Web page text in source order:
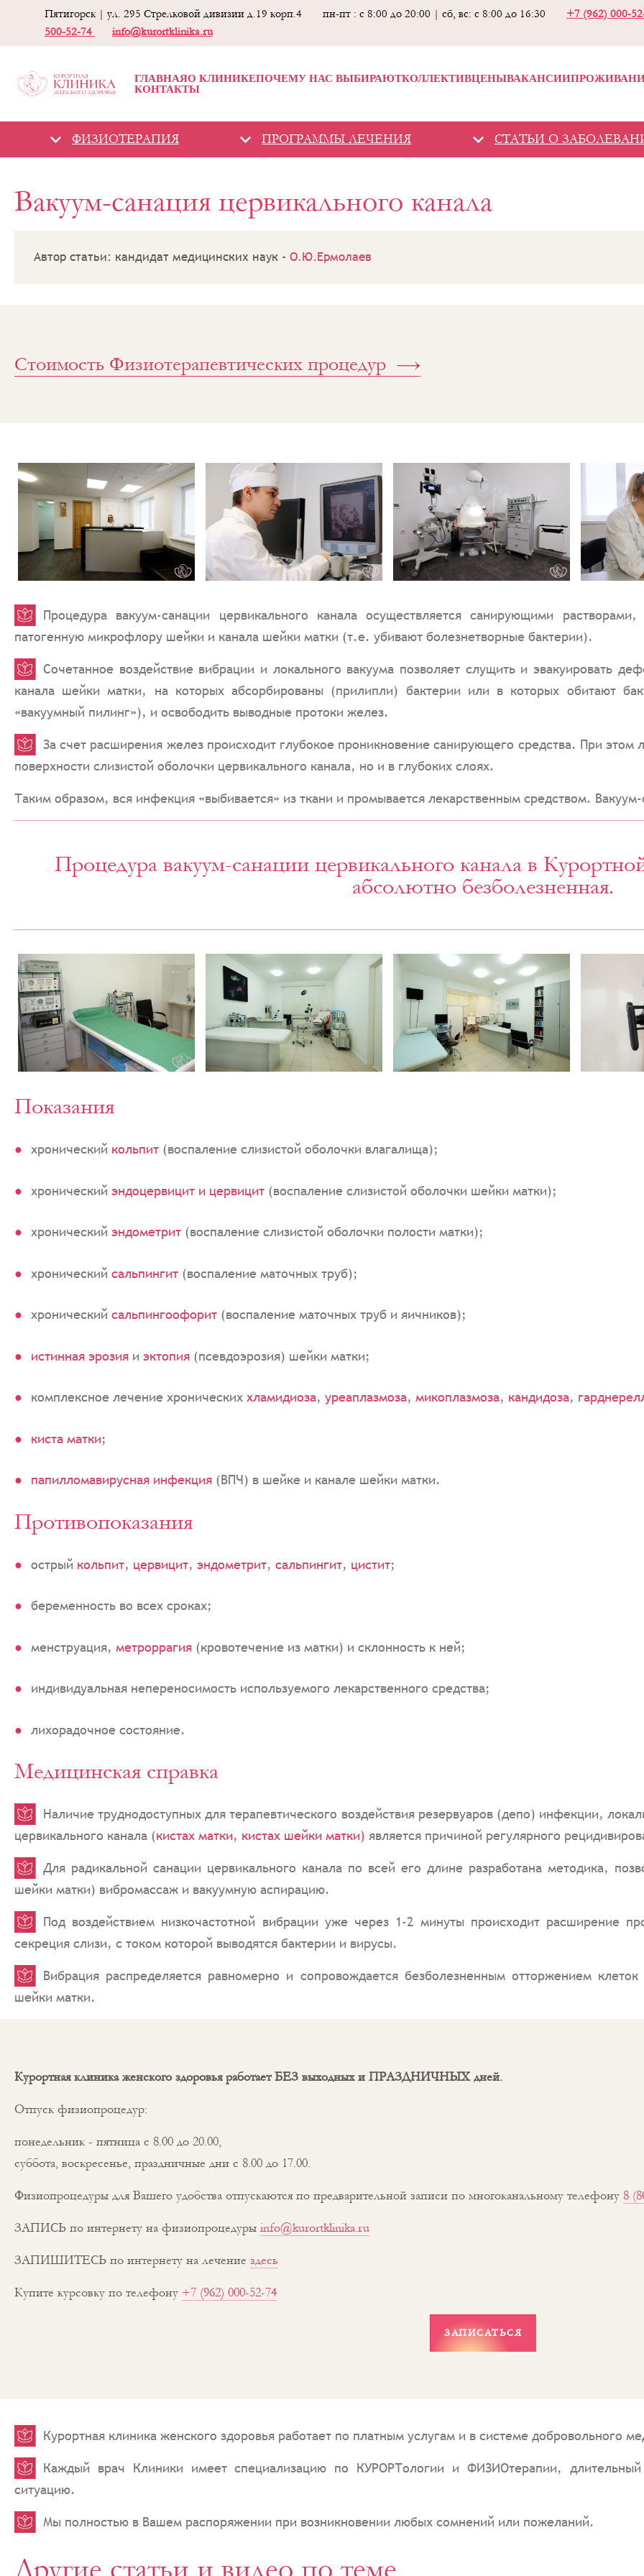
Пятигорск | ул. 295 Стрелковой дивизии д.19 корп.4 пн-пт : с 8:00 до 20:00 | сб, вс: с 8:00 до 16:30 +7 (962) 000-
500-52-74
info@kurortklinika.ru
ГЛАВНАЯО КЛИНИКЕПОЧЕМУ НАС ВЫБИРАЮТКОЛЛЕКТИВЦЕНЫВАКАНСИИ
КОНТАКТЫ
ФИЗИОТЕРАПИЯ ПРОГРАММЫ ЛЕЧЕНИЯ СТАТЬИ О
Гинекологическая
клиника -
«Курортная
клиника женского
Вакуум-
Вакуум-санация цервикального канала
Автор статьи: кандидат медицинских наук - О.Ю.Ермолаев
Стоимость Физиотерапевтических процедур
Процедура вакуум-санации цервикального канала осуществляется санирующими
патогенную микрофлору шейки и канала шейки матки (т.е. убивают болезнетворные бактерии).
Сочетанное воздействие вибрации и локального вакуума позволяет слущить и эвакуировать
канала шейки матки, на которых абсорбированы (прилипли) бактерии или в которых обитают
«вакуумный пилинг»), и освободить выводные протоки желез.
За счет расширения желез происходит глубокое проникновение санирующего средства. При этом
поверхности слизистой оболочки цервикального канала, но и в глубоких слоях.
Таким образом, вся инфекция «выбивается» из ткани и промывается лекарственным средством.
Процедура вакуум-санации цервикального канала в
абсолютно безболезненная.
Показания
хронический кольпит (воспаление слизистой оболочки влагалища);
хронический эндоцервицит и цервицит (воспаление слизистой оболочки шейки матки);
хронический эндометрит (воспаление слизистой оболочки полости матки);
хронический сальпингит (воспаление маточных труб);
хронический сальпингоофорит (воспаление маточных труб и яичников);
истинная эрозия и эктопия (псевдоэрозия) шейки матки;
комплексное лечение хронических хламидиоза, уреаплазмоза, микоплазмоза, кандидоза,
киста матки;
папилломавирусная инфекция (ВПЧ) в шейке и канале шейки матки.
Противопоказания
острый кольпит, цервицит, эндометрит, сальпингит, цистит;
беременность во всех сроках;
менструация, метроррагия (кровотечение из матки) и склонность к ней;
индивидуальная непереносимость используемого лекарственного средства;
лихорадочное состояние.
Медицинская справка
Наличие труднодоступных для терапевтического воздействия резервуаров (депо) инфекции,
цервикального канала (кистах матки, кистах шейки матки) является причиной регулярного
Для радикальной санации цервикального канала по всей его длине разработана методика,
шейки матки) вибромассаж и вакуумную аспирацию.
Под воздействием низкочастотной вибрации уже через 1-2 минуты происходит расширение
секреция слизи, с током которой выводятся бактерии и вирусы.
Вибрация распределяется равномерно и сопровождается безболезненным отторжением
шейки матки.
Курортная клиника женского здоровья работает БЕЗ выходных и ПРАЗДНИЧНЫХ дней.
Отпуск физиопроцедур:
понедельник - пятница с 8.00 до 20.00,
суббота, воскресенье, праздничные дни с 8.00 до 17.00.
Физиопроцедуры для Вашего удобства отпускаются по предварительной записи по многоканальному телефону 8
ЗАПИСЬ по интернету на физиопроцедуры info@kurortklinika.ru
ЗАПИШИТЕСЬ по интернету на лечение здесь
Купите курсовку по телефону +7 (962) 000-52-74
ЗАПИСАТЬСЯ
Курортная клиника женского здоровья работает по платным услугам и в системе добровольного
Каждый врач Клиники имеет специализацию по КУРОРТологии и ФИЗИОтерапии,
ситуацию.
Мы полностью в Вашем распоряжении при возникновении любых сомнений или пожеланий.